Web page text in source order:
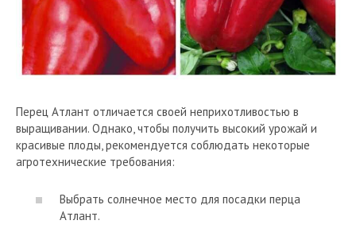
Перец Атлант отличается своей неприхотливостью в
выращивании. Однако, чтобы получить высокий урожай и
красивые плоды, рекомендуется соблюдать некоторые
агротехнические требования:
Выбрать солнечное место для посадки перца
Атлант.